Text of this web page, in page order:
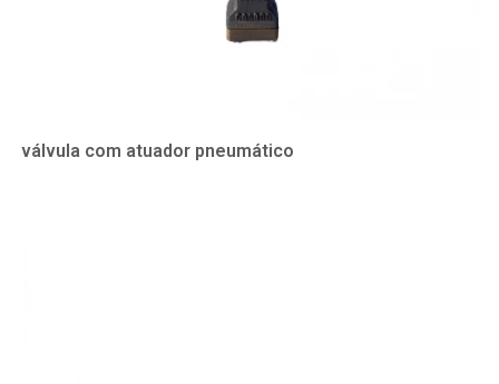
válvula com atuador pneumático